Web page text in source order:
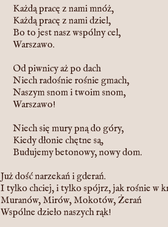
Każdą pracę z nami mnóż,
Każdą pracę z nami dziel,
Bo to jest nasz wspólny cel,
Warszawo.
Od piwnicy aż po dach
Niech radośnie rośnie gmach,
Naszym snom i twoim snom,
Warszawo!
Niech się mury pną do góry,
Kiedy dłonie chętne są,
Budujemy betonowy, nowy dom.
Już dość narzekań i gderań.
I tylko chciej, i tylko spójrz, jak rośnie w
Muranów, Mirów, Mokotów, Żerań
Wspólne dzieło naszych rąk!